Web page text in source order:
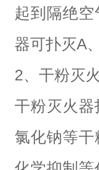
起到隔绝空
器可扑灭A、
2、干粉灭
干粉灭火
氯化钠等